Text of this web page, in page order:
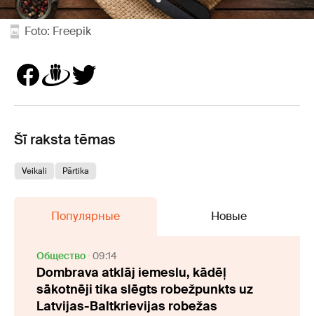
Foto: Freepik
Šī raksta tēmas
Veikali Pārtika
Популярные Новые
Oбщество 09:14
Dombrava atklāj iemeslu, kādēļ
sākotnēji tika slēgts robežpunkts uz
Latvijas-Baltkrievijas robežas